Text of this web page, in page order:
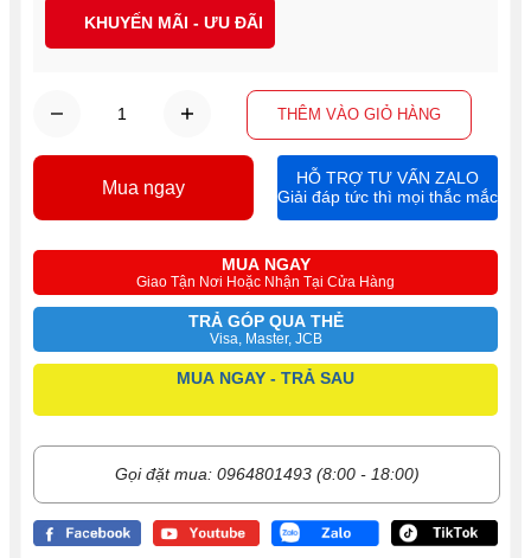
THÊM VÀO GIỎ HÀNG
MUA NGAY
Giao Tận Nơi Hoặc Nhận Tại Cửa Hàng
TRẢ GÓP QUA THẺ
Visa, Master, JCB
MUA NGAY - TRẢ SAU
Gọi đặt mua: 0964801493 (8:00 - 18:00)
Mua ngay
HỖ TRỢ TƯ VẤN ZALO
Giải đáp tức thì mọi thắc mắc
KHUYẾN MÃI - ƯU ĐÃI